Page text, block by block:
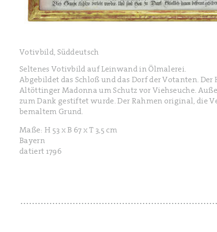
Votivbild, Süddeutsch
Seltenes Votivbild auf Leinwand in Ölmalerei.
Abgebildet das Schloß und das Dorf der Votanten.
Altöttinger Madonna um Schutz vor Viehseuche.
zum Dank gestiftet wurde. Der Rahmen original, die
bemaltem Grund.
Maße: H 53 x B 67 x T 3,5 cm
Bayern
datiert 1796